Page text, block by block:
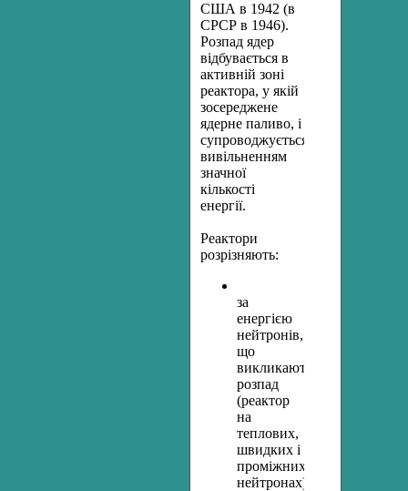
США в 1942 (в
СРСР в 1946).
Розпад ядер
відбувається в
активній зоні
реактора, у якій
зосереджене
ядерне паливо, і
супроводжується
вивільненням
значної
кількості
енергії.
Реактори
розрізняють:
за
енергією
нейтронів,
що
викликають
розпад
(реактор
на
теплових,
швидких і
проміжних
нейтронах)